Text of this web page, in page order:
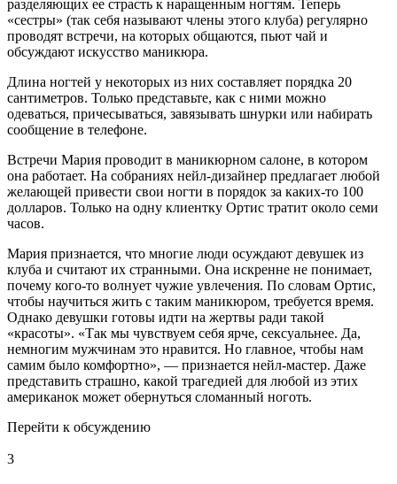
разделяющих ее страсть к наращенным ногтям. Теперь
«сестры» (так себя называют члены этого клуба) регулярно
проводят встречи, на которых общаются, пьют чай и
обсуждают искусство маникюра.
Длина ногтей у некоторых из них составляет порядка 20
сантиметров. Только представьте, как с ними можно
одеваться, причесываться, завязывать шнурки или набирать
сообщение в телефоне.
Встречи Мария проводит в маникюрном салоне, в котором
она работает. На собраниях нейл-дизайнер предлагает любой
желающей привести свои ногти в порядок за каких-то 100
долларов. Только на одну клиентку Ортис тратит около семи
часов.
Мария признается, что многие люди осуждают девушек из
клуба и считают их странными. Она искренне не понимает,
почему кого-то волнует чужие увлечения. По словам Ортис,
чтобы научиться жить с таким маникюром, требуется время.
Однако девушки готовы идти на жертвы ради такой
«красоты». «Так мы чувствуем себя ярче, сексуальнее. Да,
немногим мужчинам это нравится. Но главное, чтобы нам
самим было комфортно», — признается нейл-мастер. Даже
представить страшно, какой трагедией для любой из этих
американок может обернуться сломанный ноготь.
Перейти к обсуждению
3